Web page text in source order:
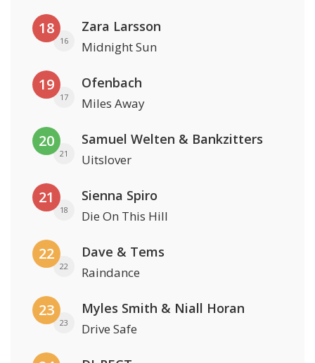
18
16
Zara Larsson
Midnight Sun
19
17
Ofenbach
Miles Away
20
21
Samuel Welten & Bankzitters
Uitslover
21
18
Sienna Spiro
Die On This Hill
22
22
Dave & Tems
Raindance
23
23
Myles Smith & Niall Horan
Drive Safe